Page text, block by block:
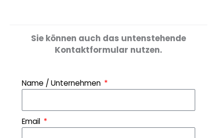
Sie können auch das untenstehende
Kontaktformular nutzen.
Name / Unternehmen
Email